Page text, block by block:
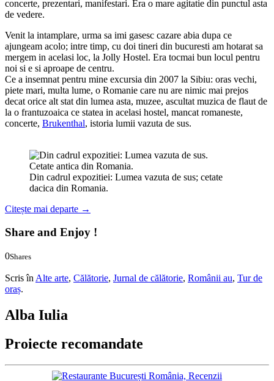
concerte, prezentari, manifestari. Era o mare agitatie din punctul asta
de vedere.
Venit la intamplare, urma sa imi gasesc cazare abia dupa ce
ajungeam acolo; intre timp, cu doi tineri din bucuresti am hotarat sa
mergem in acelasi loc, la Jolly Hostel. Era tocmai bun locul pentru
noi si e si aproape de centru.
Ce a insemnat pentru mine excursia din 2007 la Sibiu: oras vechi,
piete mari, multa lume, o Romanie care nu are nimic mai prejos
decat orice alt stat din lumea asta, muzee, ascultat muzica de flaut de
la o frantuzoaica ce statea in acelasi hostel, mancat romaneste,
concerte, Brukenthal, istoria lumii vazuta de sus.
Din cadrul expozitiei: Lumea vazuta de sus; cetate
dacica din Romania.
Citește mai departe →
Share and Enjoy !
0Shares
Scris în Alte arte, Călătorie, Jurnal de călătorie, Românii au, Tur de
oraș.
Alba Iulia
Proiecte recomandate